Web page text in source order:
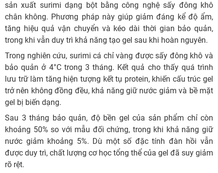
sản xuất surimi dạng bột bằng công nghệ sấy đông khô
chân không. Phương pháp này giúp giảm đáng kể độ ẩm,
tăng hiệu quả vận chuyển và kéo dài thời gian bảo quản,
trong khi vẫn duy trì khả năng tạo gel sau khi hoàn nguyên.
Trong nghiên cứu, surimi cá chỉ vàng được sấy đông khô và
bảo quản ở 4°C trong 3 tháng. Kết quả cho thấy quá trình
lưu trữ làm tăng hiện tượng kết tụ protein, khiến cấu trúc gel
trở nên không đồng đều, khả năng giữ nước giảm và bề mặt
gel bị biến dạng.
Sau 3 tháng bảo quản, độ bền gel của sản phẩm chỉ còn
khoảng 50% so với mẫu đối chứng, trong khi khả năng giữ
nước giảm khoảng 5%. Dù một số đặc tính đàn hồi vẫn
được duy trì, chất lượng cơ học tổng thể của gel đã suy giảm
rõ rệt.